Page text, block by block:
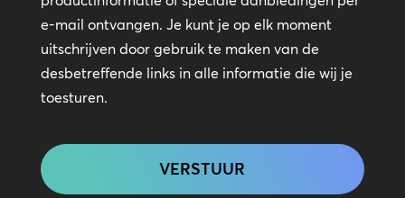
contact
e-mail ontvangen. Je kunt je op elk moment
uitschrijven door gebruik te maken van de
desbetreffende links in alle informatie die wij je
toesturen.